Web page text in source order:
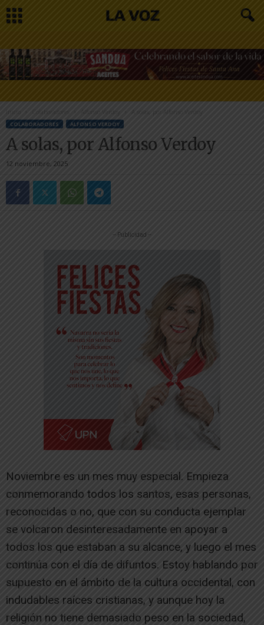
Inicio Colaboradores Alfonso Verdoy A solas, por Alfonso Verdoy
COLABORADORES ALFONSO VERDOY
A solas, por Alfonso Verdoy
12 noviembre, 2025
-- Publicidad --
Noviembre es un mes muy especial. Empieza
conmemorando todos los santos, esas personas,
reconocidas o no, que con su conducta ejemplar
se volcaron desinteresadamente en apoyar a
todos los que estaban a su alcance, y luego el mes
continúa con el día de difuntos. Estoy hablando por
supuesto en el ámbito de la cultura occidental, con
indudables raíces cristianas, y aunque hoy la
religión no tiene demasiado peso en la sociedad,